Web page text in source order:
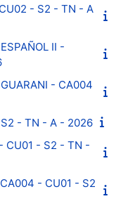
- S2 - TN - A
II -
- CA004
- TN - A - 2026
CU01 - S2 - TN -
- CU01 - S2